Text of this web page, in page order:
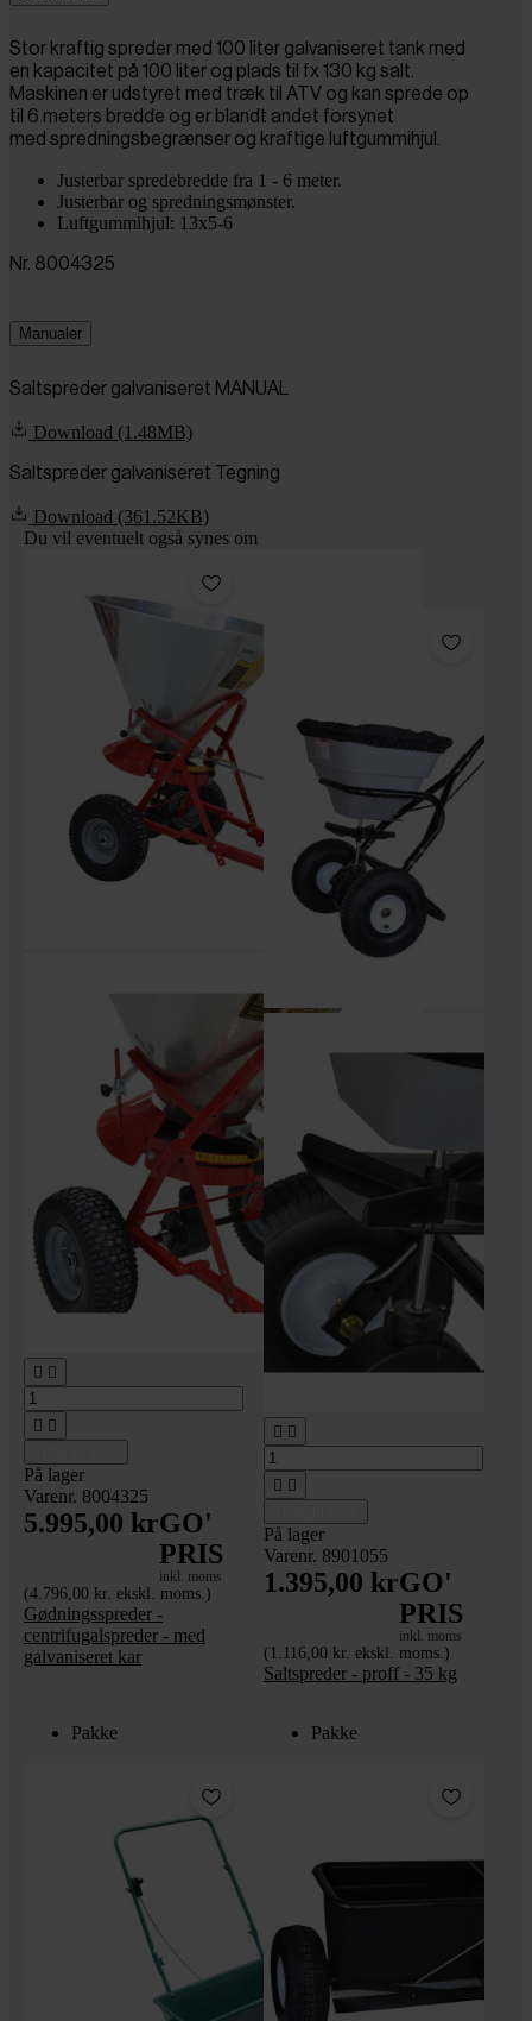
Stor kraftig spreder med 100 liter galvaniseret tank med
en kapacitet på 100 liter og plads til fx 130 kg salt.
Maskinen er udstyret med træk til ATV og kan sprede op
til 6 meters bredde og er blandt andet forsynet
med spredningsbegrænser og kraftige luftgummihjul.
Justerbar spredebredde fra 1 - 6 meter.
Justerbar og spredningsmønster.
Luftgummihjul: 13x5-6
Nr. 8004325
Manualer
Saltspreder galvaniseret MANUAL
Download (1.48MB)
Saltspreder galvaniseret Tegning
Download (361.52KB)
Du vil eventuelt også synes om
 
 
På lager
Varenr. 8004325
5.995,00 krGO'
PRIS
inkl. moms
(4.796,00 kr. ekskl. moms.)
Gødningsspreder -
centrifugalspreder - med
galvaniseret kar
 
 
På lager
Varenr. 8901055
1.395,00 krGO'
PRIS
inkl. moms
(1.116,00 kr. ekskl. moms.)
Saltspreder - proff - 35 kg
Pakke Pakke